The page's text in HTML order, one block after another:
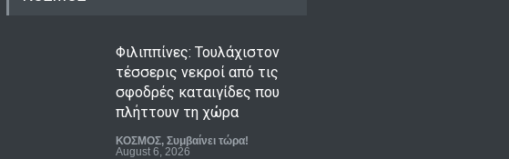
Φιλιππίνες: Τουλάχιστον
τέσσερις νεκροί από τις
σφοδρές καταιγίδες που
πλήττουν τη χώρα
ΚΟΣΜΟΣ, Συμβαίνει τώρα!
August 6, 2026